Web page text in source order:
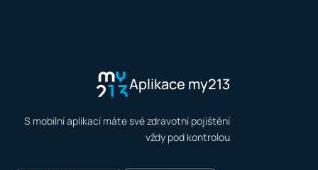
Aplikace my213
S mobilní aplikací máte své zdravotní pojištění
vždy pod kontrolou